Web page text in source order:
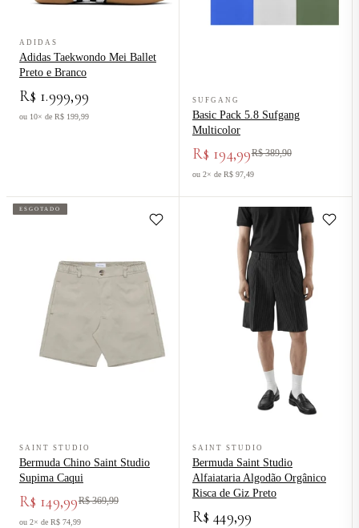
ADIDAS
Adidas Taekwondo Mei Ballet
Preto e Branco
R$ 1.999,99
ou 10× de R$ 199,99
SUFGANG
Basic Pack 5.8 Sufgang
Multicolor
R$ 194,99R$ 389,90
ou 2× de R$ 97,49
ESGOTADO
SAINT STUDIO
Bermuda Chino Saint Studio
Supima Caqui
R$ 149,99R$ 369,99
ou 2× de R$ 74,99
SAINT STUDIO
Bermuda Saint Studio
Alfaiataria Algodão Orgânico
Risca de Giz Preto
R$ 449,99